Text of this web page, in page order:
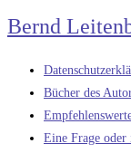
Zum
Inhalt
springen
Bernd
Bücher des
Eine Frage